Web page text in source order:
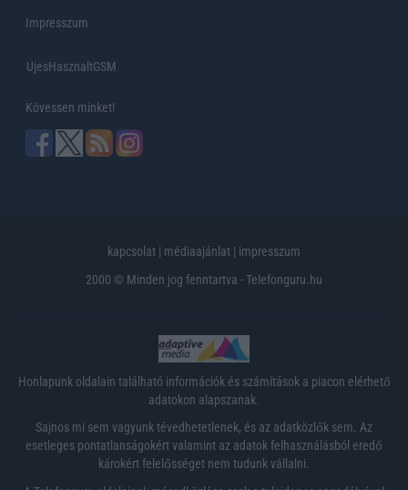
Impresszum
UjesHasznaltGSM
Kövessen minket!
kapcsolat | médiaajánlat | impresszum
2000 © Minden jog fenntartva - Telefonguru.hu
Honlapunk oldalain található információk és számítások a piacon elérhető
adatokon alapszanak.
Sajnos mi sem vagyunk tévedhetetlenek, és az adatközlők sem. Az
esetleges pontatlanságokért valamint az adatok felhasználásból eredő
károkért felelősséget nem tudunk vállalni.